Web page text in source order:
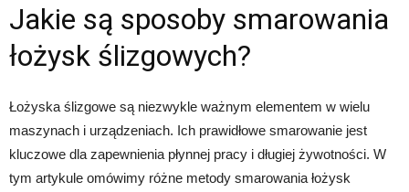
Jakie są sposoby smarowania
łożysk ślizgowych?
Łożyska ślizgowe są niezwykle ważnym elementem w wielu
maszynach i urządzeniach. Ich prawidłowe smarowanie jest
kluczowe dla zapewnienia płynnej pracy i długiej żywotności. W
tym artykule omówimy różne metody smarowania łożysk